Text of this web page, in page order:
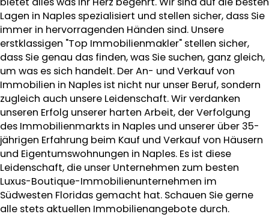
Lagen in Naples spezialisiert und stellen sicher, dass Sie
immer in hervorragenden Händen sind. Unsere
erstklassigen "Top Immobilienmakler" stellen sicher,
dass Sie genau das finden, was Sie suchen, ganz gleich,
um was es sich handelt. Der An- und Verkauf von
Immobilien in Naples ist nicht nur unser Beruf, sondern
zugleich auch unsere Leidenschaft. Wir verdanken
unseren Erfolg unserer harten Arbeit, der Verfolgung
des Immobilienmarkts in Naples und unserer über 35-
jährigen Erfahrung beim Kauf und Verkauf von Häusern
und Eigentumswohnungen in Naples. Es ist diese
Leidenschaft, die unser Unternehmen zum besten
Luxus-Boutique-Immobilienunternehmen im
Südwesten Floridas gemacht hat. Schauen Sie gerne
alle stets aktuellen Immobilienangebote durch.